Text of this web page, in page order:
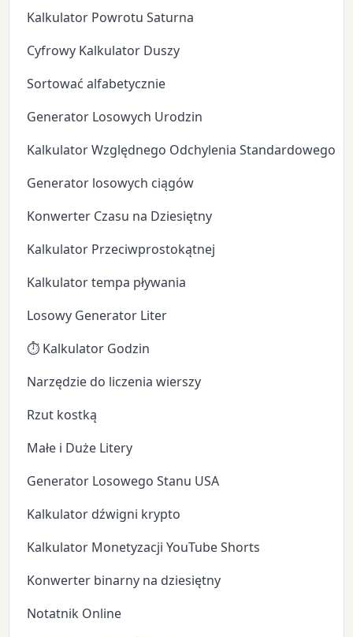
Kalkulator Powrotu Saturna
Cyfrowy Kalkulator Duszy
Sortować alfabetycznie
Generator Losowych Urodzin
Kalkulator Względnego Odchylenia Standardowego
Generator losowych ciągów
Konwerter Czasu na Dziesiętny
Kalkulator Przeciwprostokątnej
Kalkulator tempa pływania
Losowy Generator Liter
⏱️ Kalkulator Godzin
Narzędzie do liczenia wierszy
Rzut kostką
Małe i Duże Litery
Generator Losowego Stanu USA
Kalkulator dźwigni krypto
Kalkulator Monetyzacji YouTube Shorts
Konwerter binarny na dziesiętny
Notatnik Online